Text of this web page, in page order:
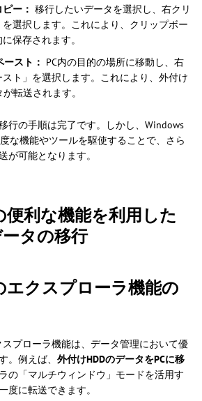
ー： 移行したいデータを選択し、右クリ
選択します。これにより、クリップボー
保存されます。
スト： PC内の目的の場所に移動し、右
ト」を選択します。これにより、外付け
転送されます。
行の手順は完了です。しかし、Windows
な機能やツールを駆使することで、さら
が可能となります。
便利な機能を利用した
タの移行
エクスプローラ機能の
プローラ機能は、データ管理において優
。例えば、 外付けHDDのデータをPCに移
の「マルチウィンドウ」モードを活用す
度に転送できます。